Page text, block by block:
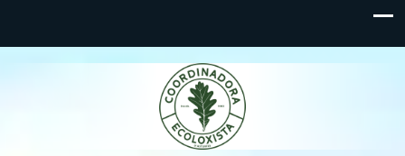
Coordinadora Ecoloxista
d'Asturies